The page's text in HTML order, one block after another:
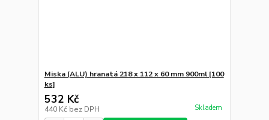
Miska (ALU) hranatá 218 x 112 x 60 mm 900ml [100
ks]
532 Kč
440 Kč bez DPH Skladem